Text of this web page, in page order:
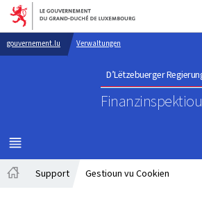
Bei den Haaptmenü
Bei den Inhalt goen
gouvernement.lu Verwaltungen
D’Lëtzebuerger
MENÜ
HAAPT-
Support Gestioun vu Cookien